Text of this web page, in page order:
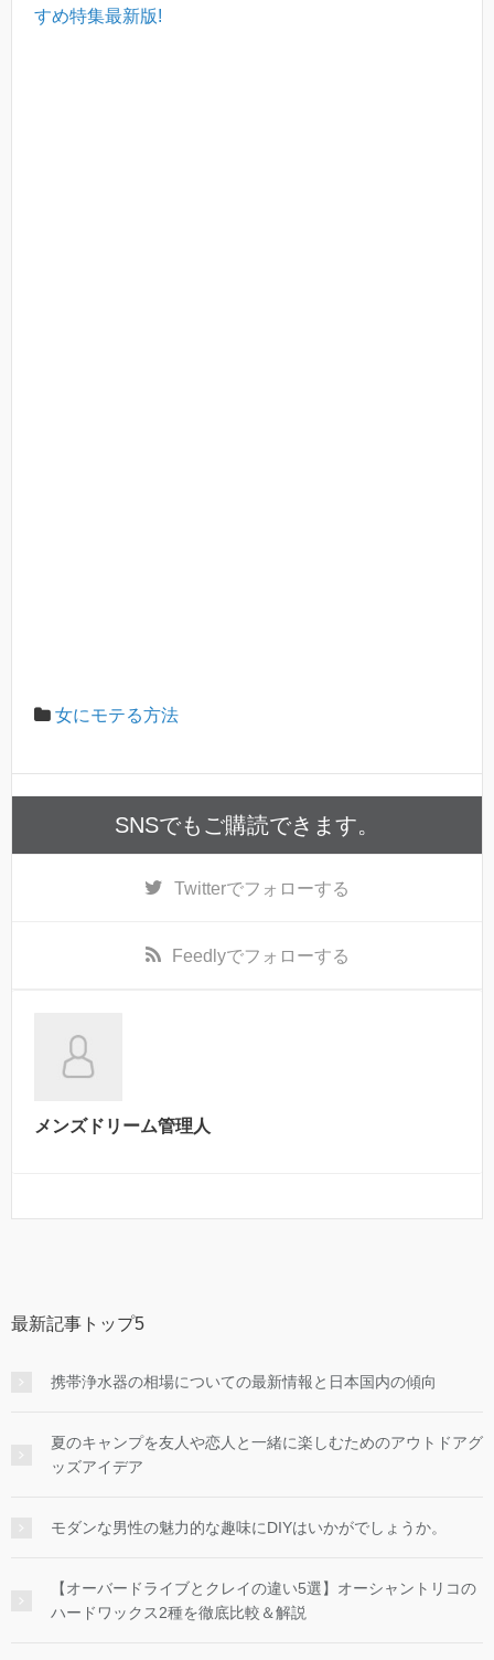
すめ特集最新版!
女にモテる方法
SNSでもご購読できます。
Twitterでフォローする
Feedlyでフォローする
メンズドリーム管理人
最新記事トップ5
携帯浄水器の相場についての最新情報と日本国内の傾向
夏のキャンプを友人や恋人と一緒に楽しむためのアウトドアグ
ッズアイデア
モダンな男性の魅力的な趣味にDIYはいかがでしょうか。
【オーバードライブとクレイの違い5選】オーシャントリコの
ハードワックス2種を徹底比較＆解説